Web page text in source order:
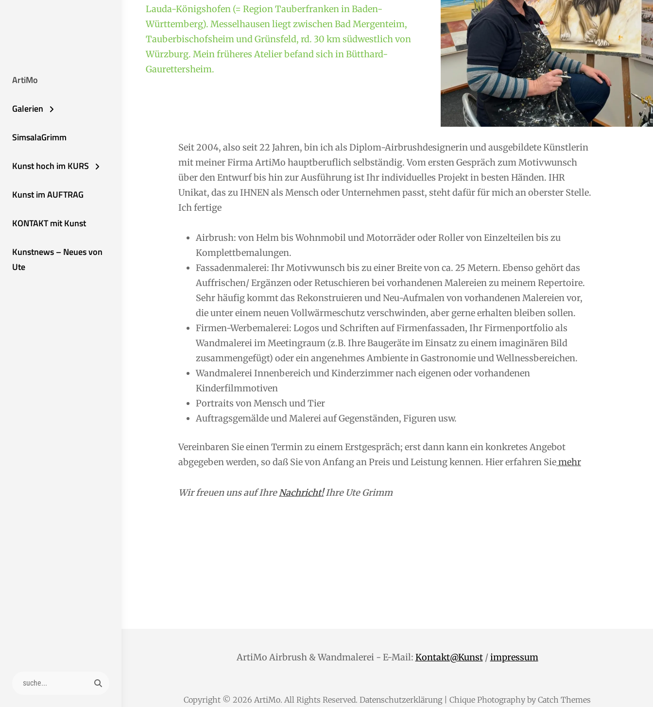
ArtiMo
Galerien
SimsalaGrimm
Kunst hoch im KURS
Kunst im AUFTRAG
KONTAKT mit Kunst
Kunstnews – Neues von
Ute
Search
Lauda-Königshofen (= Region Tauberfranken in Baden-
Württemberg). Messelhausen liegt zwischen Bad Mergenteim,
Tauberbischofsheim und Grünsfeld, rd. 30 km südwestlich von
Würzburg. Mein früheres Atelier befand sich in Bütthard-
Gaurettersheim.
Seit 2004, also seit 22 Jahren, bin ich als Diplom-Airbrushdesignerin und ausgebildete Künstlerin
mit meiner Firma ArtiMo hauptberuflich selbständig. Vom ersten Gespräch zum Motivwunsch
über den Entwurf bis hin zur Ausführung ist Ihr individuelles Projekt in besten Händen. IHR
Unikat, das zu IHNEN als Mensch oder Unternehmen passt, steht dafür für mich an oberster Stelle.
Ich fertige
Airbrush: von Helm bis Wohnmobil und Motorräder oder Roller von Einzelteilen bis zu
Komplettbemalungen.
Fassadenmalerei: Ihr Motivwunsch bis zu einer Breite von ca. 25 Metern. Ebenso gehört das
Auffrischen/ Ergänzen oder Retuschieren bei vorhandenen Malereien zu meinem Repertoire.
Sehr häufig kommt das Rekonstruieren und Neu-Aufmalen von vorhandenen Malereien vor,
die unter einem neuen Vollwärmeschutz verschwinden, aber gerne erhalten bleiben sollen.
Firmen-Werbemalerei: Logos und Schriften auf Firmenfassaden, Ihr Firmenportfolio als
Wandmalerei im Meetingraum (z.B. Ihre Baugeräte im Einsatz zu einem imaginären Bild
zusammengefügt) oder ein angenehmes Ambiente in Gastronomie und Wellnessbereichen.
Wandmalerei Innenbereich und Kinderzimmer nach eigenen oder vorhandenen
Kinderfilmmotiven
Portraits von Mensch und Tier
Auftragsgemälde und Malerei auf Gegenständen, Figuren usw.
Vereinbaren Sie einen Termin zu einem Erstgespräch; erst dann kann ein konkretes Angebot
abgegeben werden, so daß Sie von Anfang an Preis und Leistung kennen. Hier erfahren Siemehr
Wir freuen uns auf Ihre Nachricht!Ihre Ute Grimm
ArtiMo Airbrush & Wandmalerei - E-Mail: Kontakt@Kunst/impressum
Copyright © 2026 ArtiMo. All Rights Reserved. Datenschutzerklärung| Chique Photography by Catch Themes